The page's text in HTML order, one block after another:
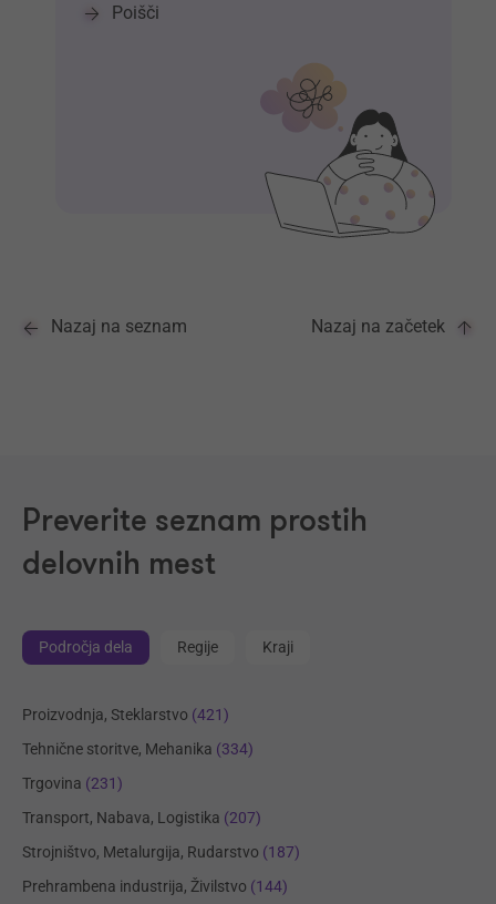
Poišči
Nazaj na seznam Nazaj na začetek
Preverite seznam prostih
delovnih mest
Področja dela Regije Kraji
Proizvodnja, Steklarstvo (421)
Tehnične storitve, Mehanika (334)
Trgovina (231)
Transport, Nabava, Logistika (207)
Strojništvo, Metalurgija, Rudarstvo (187)
Prehrambena industrija, Živilstvo (144)